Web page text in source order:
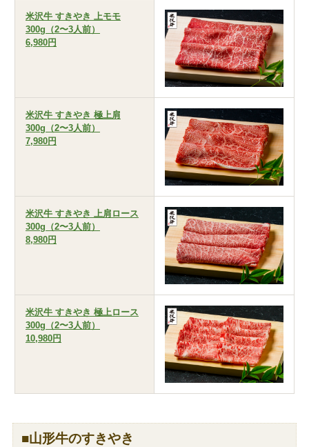
米沢牛 すきやき 上モモ
300g（2〜3人前）
6,980円
米沢牛 すきやき 極上肩
300g（2〜3人前）
7,980円
米沢牛 すきやき 上肩ロース
300g（2〜3人前）
8,980円
米沢牛 すきやき 極上ロース
300g（2〜3人前）
10,980円
■山形牛のすきやき